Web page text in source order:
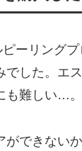
ーリング
でした。エ
も難しい…。
ができない